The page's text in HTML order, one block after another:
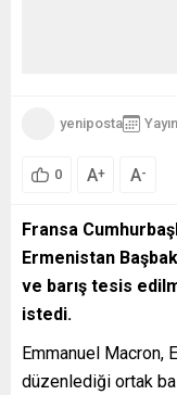
yeniposta
0 A+ A-
Fransa
Ermenistan
ve barış tesis
istedi.
Emmanuel Macron,
düzenlediği ortak